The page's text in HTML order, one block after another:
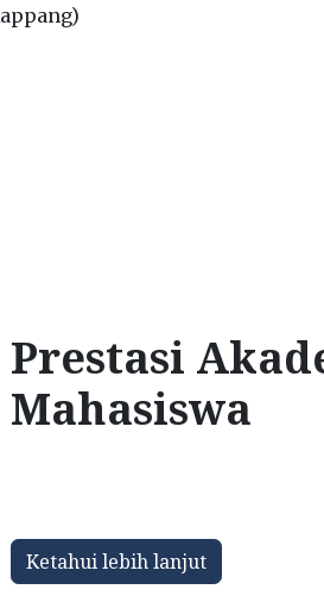
Prestasi
Mahasiswa
Ketahui lebih lanjut